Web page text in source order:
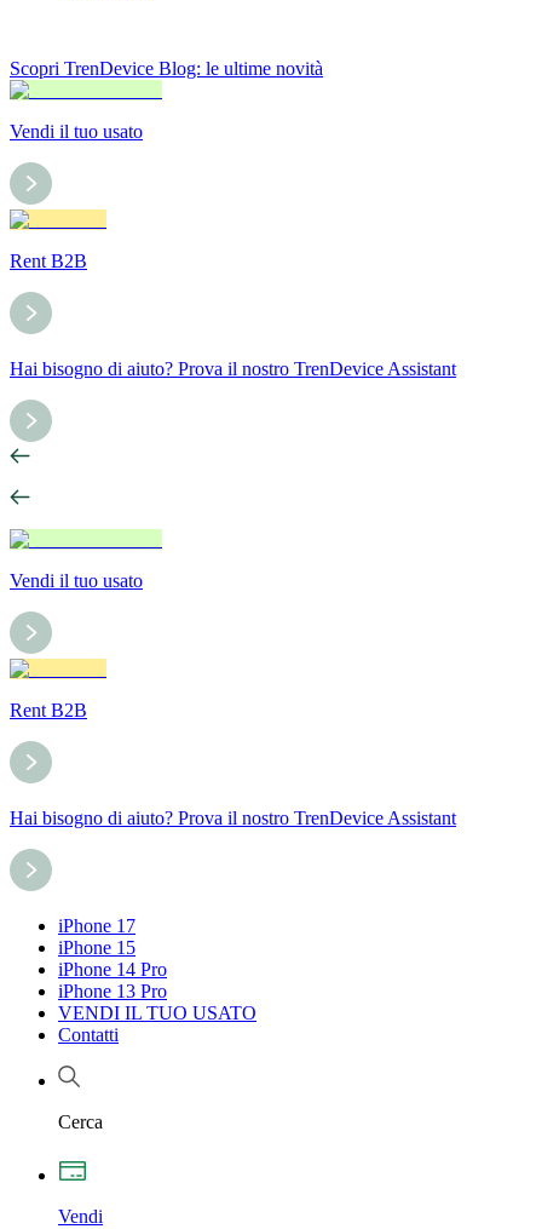
Scopri TrenDevice Blog: le ultime novità
Vendi il tuo usato
Rent B2B
Hai bisogno di aiuto? Prova il nostro TrenDevice Assistant
Vendi il tuo usato
Rent B2B
Hai bisogno di aiuto? Prova il nostro TrenDevice Assistant
iPhone 17
iPhone 15
iPhone 14 Pro
iPhone 13 Pro
VENDI IL TUO USATO
Contatti
Cerca
Vendi